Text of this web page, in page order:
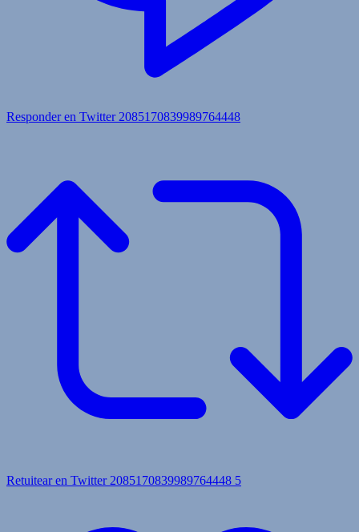
Responder en Twitter 2085170839989764448
Retuitear en Twitter 2085170839989764448 5